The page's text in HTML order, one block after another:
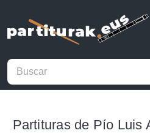
Partituras de Pío Luis